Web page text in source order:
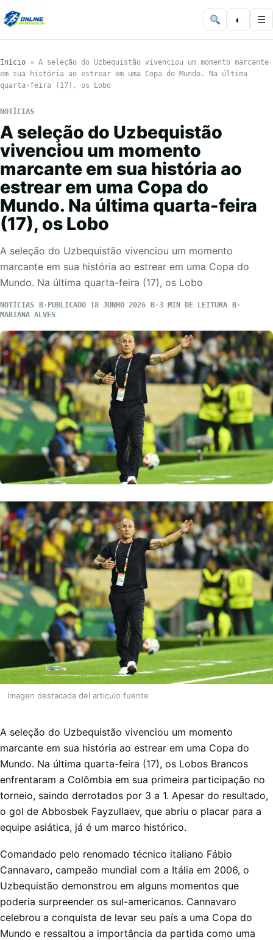
◐ ☰
Início » A seleção do Uzbequistão vivenciou um momento marcante
em sua história ao estrear em uma Copa do Mundo. Na última
quarta-feira (17), os Lobo
NOTÍCIAS
A seleção do Uzbequistão
vivenciou um momento
marcante em sua história ao
estrear em uma Copa do
Mundo. Na última quarta-feira
(17), os Lobo
A seleção do Uzbequistão vivenciou um momento
marcante em sua história ao estrear em uma Copa do
Mundo. Na última quarta-feira (17), os Lobo
NOTÍCIAS PUBLICADO 18 JUNHO 2026
3 MIN DE LEITURA
MARIANA ALVES
Imagen destacada del articulo fuente
A seleção do Uzbequistão vivenciou um momento
marcante em sua história ao estrear em uma Copa do
Mundo. Na última quarta-feira (17), os Lobos Brancos
enfrentaram a Colômbia em sua primeira participação no
torneio, saindo derrotados por 3 a 1. Apesar do resultado,
o gol de Abbosbek Fayzullaev, que abriu o placar para a
equipe asiática, já é um marco histórico.
Comandado pelo renomado técnico italiano Fábio
Cannavaro, campeão mundial com a Itália em 2006, o
Uzbequistão demonstrou em alguns momentos que
poderia surpreender os sul-americanos. Cannavaro
celebrou a conquista de levar seu país a uma Copa do
Mundo e ressaltou a importância da partida como uma